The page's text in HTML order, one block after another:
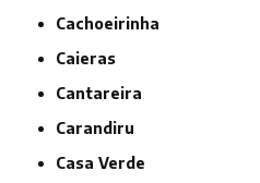
Cachoeirinha
Caieras
Cantareira
Carandiru
Casa Verde